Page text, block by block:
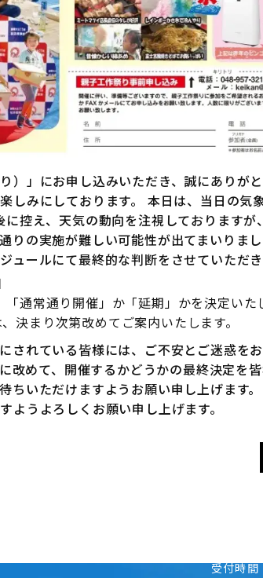
）」にお申し込みいただき、誠にありが
しみにしております。 本日は、当日の気
控え、天気の動向を注視しておりますが
りの実施が難しい可能性が出てまいりま
ールにて最終的な判断をさせていただき
「通常通り開催」か「延期」かを決定い
決まり次第改めてご案内いたします。
されている皆様には、ご不安とご迷惑を
改めて、開催するかどうかの最終決定を
ちいただけますようお願い申し上げます
うよろしくお願い申し上げます。
受付時